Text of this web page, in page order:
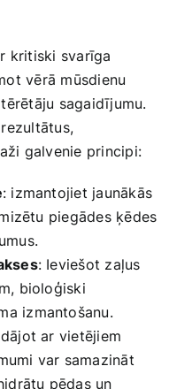
kritiski svarīga
vērā mūsdienu
sagaidījumu.
galvenie principi:
: izmantojiet jaunākās
piegādes ķēdes
: Ieviešot zaļus
bioloģiski
izmantošanu.
ar vietējiem
var samazināt
pēdas un